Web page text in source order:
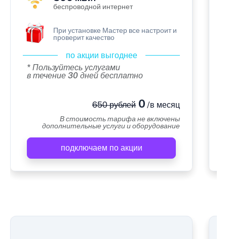
беспроводной интернет
При установке Мастер все настроит и
проверит качество
по акции выгоднее
* Пользуйтесь услугами
в течение 30 дней бесплатно
650 рублей0 /в месяц
В стоимость тарифа не включены
дополнительные услуги и оборудование
подключаем по акции